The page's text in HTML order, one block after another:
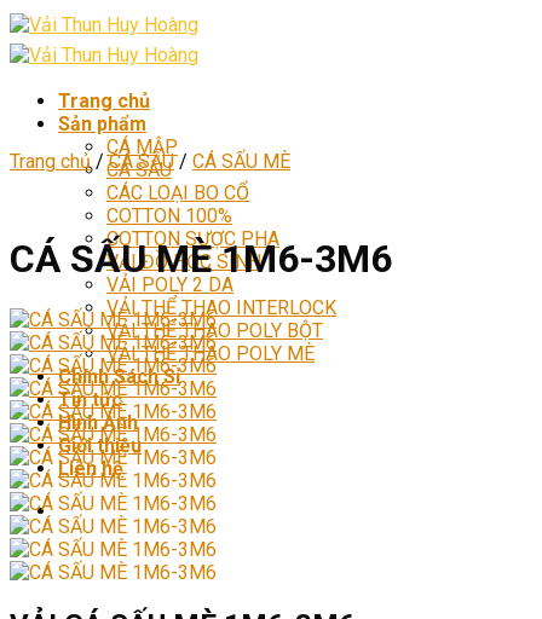
Skip
to
content
Trang chủ
Sản phẩm
CÁ MẬP
CÁ SẤU
CÁC LOẠI BO CỔ
COTTON 100%
COTTON SƯỢC PHA
VẢI ĐỒ HỌC SINH
VẢI POLY 2 DA
VẢI THỂ THAO INTERLOCK
VẢI THỂ THAO POLY BỘT
VẢI THỂ THAO POLY MÈ
Chính Sách Sỉ
Tin tức
Hình Ảnh
Giới thiệu
Liên hệ
Trang chủ / CÁ SẤU / CÁ SẤU MÈ
CÁ SẤU MÈ 1M6-3M6